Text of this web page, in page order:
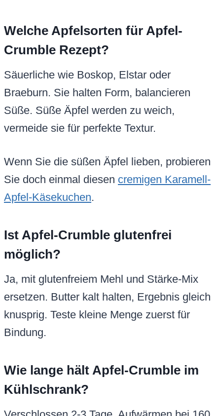
Welche Apfelsorten für Apfel-
Crumble Rezept?
Säuerliche wie Boskop, Elstar oder
Braeburn. Sie halten Form, balancieren
Süße. Süße Äpfel werden zu weich,
vermeide sie für perfekte Textur.
Wenn Sie die süßen Äpfel lieben, probieren
Sie doch einmal diesen cremigen Karamell-
Apfel-Käsekuchen.
Ist Apfel-Crumble glutenfrei
möglich?
Ja, mit glutenfreiem Mehl und Stärke-Mix
ersetzen. Butter kalt halten, Ergebnis gleich
knusprig. Teste kleine Menge zuerst für
Bindung.
Wie lange hält Apfel-Crumble im
Kühlschrank?